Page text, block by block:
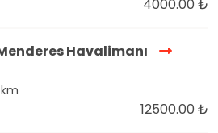
4000.00 ₺
Havalimanı
12500.00 ₺